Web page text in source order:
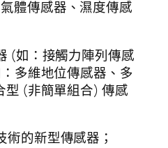
體傳感器、濕度傳感
(如：接觸力陣列傳感
多維地位傳感器、多
(非簡單組合) 傳感
術的新型傳感器；